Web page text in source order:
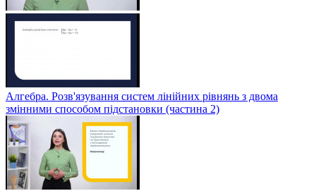
Алгебра. Розв'язування систем лінійних рівнянь з двома
змінними способом підстановки (частина 2)